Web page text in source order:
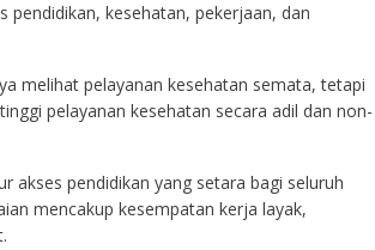
pendidikan, kesehatan, pekerjaan, dan
melihat pelayanan kesehatan semata, tetapi
pelayanan kesehatan secara adil dan non-
akses pendidikan yang setara bagi seluruh
mencakup kesempatan kerja layak,